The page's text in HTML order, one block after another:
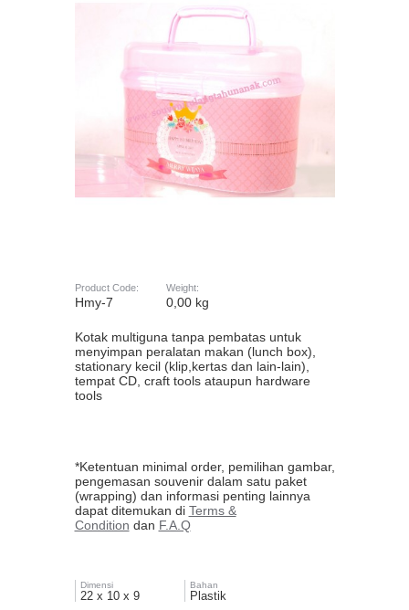
Product Code:
Hmy-7
Weight:
0,00 kg
Kotak multiguna tanpa pembatas untuk
menyimpan peralatan makan (lunch box),
stationary kecil (klip,kertas dan lain-lain),
tempat CD, craft tools ataupun hardware
tools
*Ketentuan minimal order, pemilihan gambar,
pengemasan souvenir dalam satu paket
(wrapping) dan informasi penting lainnya
dapat ditemukan di Terms &
Condition dan F.A.Q
Dimensi
22 x 10 x 9
Bahan
Plastik